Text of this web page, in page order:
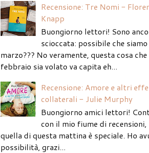
Recensione: Tre Nomi -
Knapp
Buongiorno lettori! Sono
scioccata: possibile che siamo
marzo??? No veramente, questa cosa che
febbraio sia volato va capita eh...
Recensione: Amore e altri
collaterali - Julie Murphy
Buongiorno amici lettori!
con il mio fiume di recensioni,
quella di questa mattina è speciale. Ho
possibilità, grazi...